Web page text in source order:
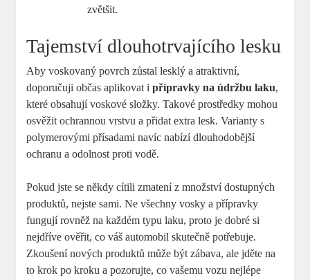
zvětšit.
Tajemství dlouhotrvajícího lesku
Aby voskovaný povrch zůstal lesklý a atraktivní,
doporučuji občas aplikovat ipřípravky na údržbu laku,
které obsahují voskové složky. Takové prostředky mohou
osvěžit ochrannou vrstvu a přidat extra lesk. Varianty s
polymerovými přísadami navíc nabízí dlouhodobější
ochranu a odolnost proti vodě.
Pokud jste se někdy cítili zmatení z množství dostupných
produktů, nejste sami. Ne všechny vosky a přípravky
fungují rovněž na každém typu laku, proto je dobré si
nejdříve ověřit, co váš automobil skutečně potřebuje.
Zkoušení nových produktů může být zábava, ale jděte na
to krok po kroku a pozorujte, co vašemu vozu nejlépe